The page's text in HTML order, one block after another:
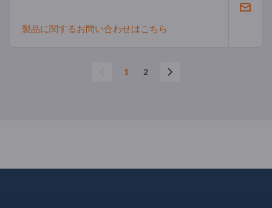
製品に関するお問い合わせはこちら
1 2